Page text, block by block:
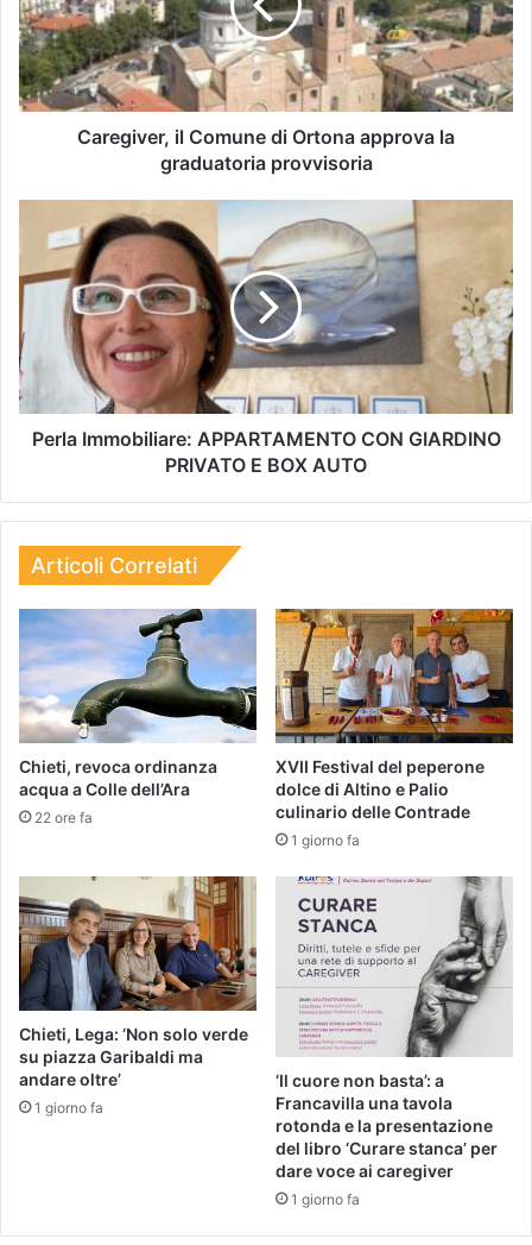
Caregiver, il Comune di Ortona approva la
graduatoria provvisoria
Perla Immobiliare: APPARTAMENTO CON GIARDINO
PRIVATO E BOX AUTO
Articoli Correlati
Chieti, revoca ordinanza
acqua a Colle dell’Ara
22 ore fa
XVII Festival del peperone
dolce di Altino e Palio
culinario delle Contrade
1 giorno fa
Chieti, Lega: ‘Non solo verde
su piazza Garibaldi ma
andare oltre’
1 giorno fa
‘Il cuore non basta’: a
Francavilla una tavola
rotonda e la presentazione
del libro ‘Curare stanca’ per
dare voce ai caregiver
1 giorno fa